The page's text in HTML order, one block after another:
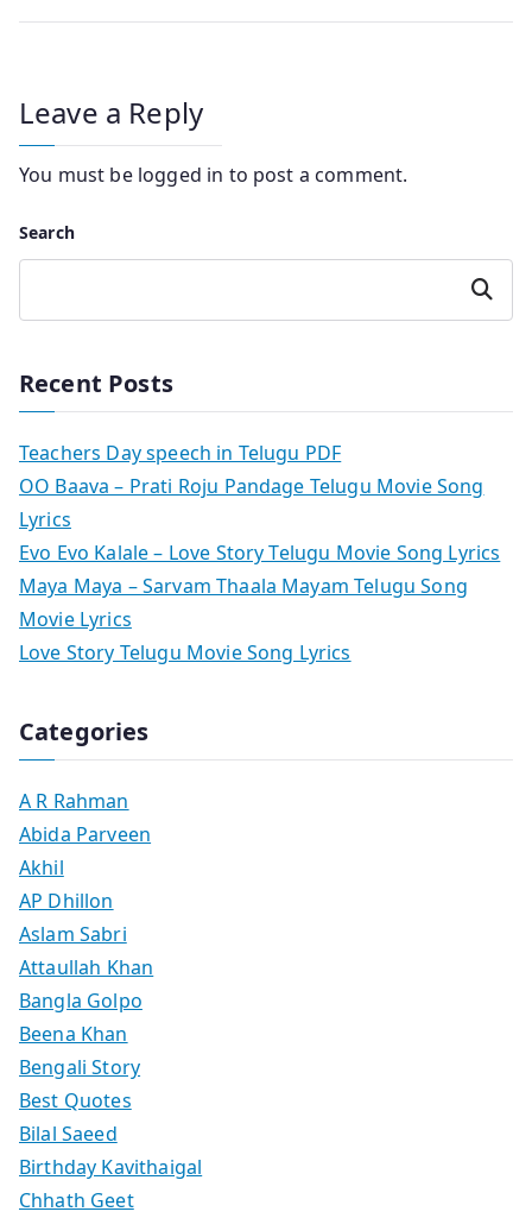
Leave a Reply
You must be logged in to post a comment.
Search
Search
Recent Posts
Teachers Day speech in Telugu PDF
OO Baava – Prati Roju Pandage Telugu Movie Song
Lyrics
Evo Evo Kalale – Love Story Telugu Movie Song Lyrics
Maya Maya – Sarvam Thaala Mayam Telugu Song
Movie Lyrics
Love Story Telugu Movie Song Lyrics
Categories
A R Rahman
Abida Parveen
Akhil
AP Dhillon
Aslam Sabri
Attaullah Khan
Bangla Golpo
Beena Khan
Bengali Story
Best Quotes
Bilal Saeed
Birthday Kavithaigal
Chhath Geet